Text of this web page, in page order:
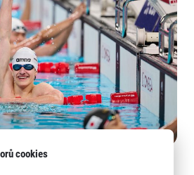
David Kratochvíl
cookies